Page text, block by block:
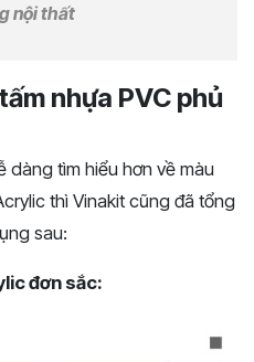
nội thất
nhựa PVC phủ
tìm hiểu hơn về màu
thì Vinakit cũng đã tổng
sau:
đơn sắc: